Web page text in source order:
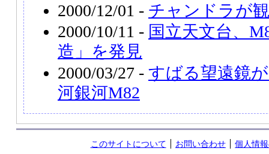
2000/12/01 - チャンドラが
2000/10/11 - 国立天文台、
造」を発見
2000/03/27 - すばる望遠鏡
河銀河M82
このサイトについて お問い合わせ
個人情